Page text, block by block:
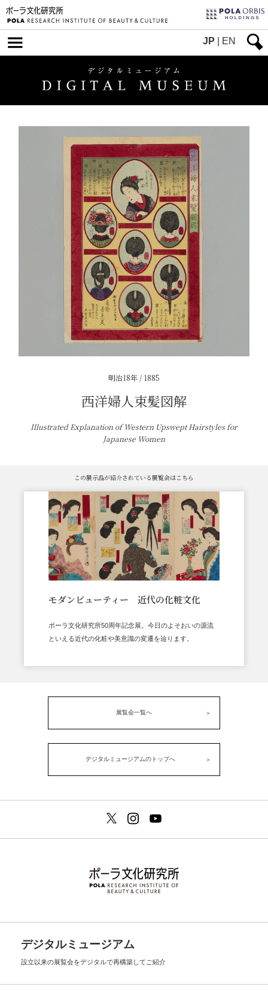
JP EN
明治18年 / 1885
西洋婦人束髪図解
Illustrated Explanation of Western Upswept Hairstyles for
Japanese Women
この展示品が紹介されている展覧会はこちら
モダンビューティー 近代の化粧文化
ポーラ文化研究所50周年記念展。今日のよそおいの源流
といえる近代の化粧や美意識の変遷を辿ります。
展覧会一覧へ
デジタルミュージアムのトップへ
デジタルミュージアム
設立以来の展覧会をデジタルで再構築してご紹介